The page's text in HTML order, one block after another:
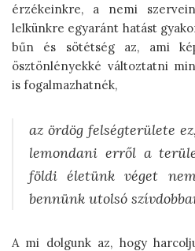
érzékeinkre, a nemi
lelkünkre egyaránt hatást
bűn és sötétség az, ami
ösztönlényekké változtatni
is fogalmazhatnék,
az ördög felségterülete
lemondani erről a
földi életünk véget
bennünk utolsó
A mi dolgunk az, hogy